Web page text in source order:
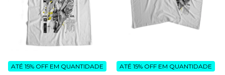
ATÉ 15% OFF EM QUANTIDADE ATÉ 15% OFF EM QUANTIDADE